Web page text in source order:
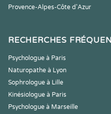
Provence-Alpes-Côte d'Azur
RECHERCHES
Psychologue à Paris
Naturopathe à Lyon
Sophrologue à Lille
Kinésiologue à Paris
Psychologue à Marseille